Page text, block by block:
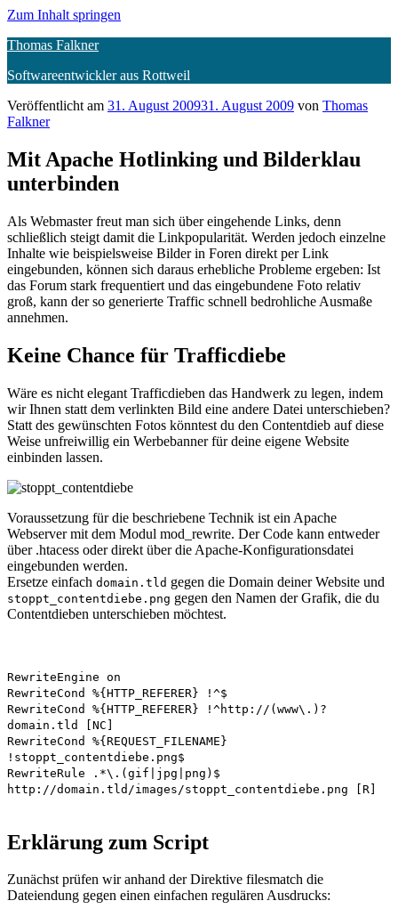
Zum Inhalt springen
Thomas Falkner
Softwareentwickler aus Rottweil
Veröffentlicht am 31. August 200931. August 2009 von Thomas
Falkner
Mit Apache Hotlinking und Bilderklau
unterbinden
Als Webmaster freut man sich über eingehende Links, denn
schließlich steigt damit die Linkpopularität. Werden jedoch einzelne
Inhalte wie beispielsweise Bilder in Foren direkt per Link
eingebunden, können sich daraus erhebliche Probleme ergeben: Ist
das Forum stark frequentiert und das eingebundene Foto relativ
groß, kann der so generierte Traffic schnell bedrohliche Ausmaße
annehmen.
Keine Chance für Trafficdiebe
Wäre es nicht elegant Trafficdieben das Handwerk zu legen, indem
wir Ihnen statt dem verlinkten Bild eine andere Datei unterschieben?
Statt des gewünschten Fotos könntest du den Contentdieb auf diese
Weise unfreiwillig ein Werbebanner für deine eigene Website
einbinden lassen.
Voraussetzung für die beschriebene Technik ist ein Apache
Webserver mit dem Modul mod_rewrite. Der Code kann entweder
über .htacess oder direkt über die Apache-Konfigurationsdatei
eingebunden werden.
Ersetze einfach domain.tld gegen die Domain deiner Website und
stoppt_contentdiebe.png gegen den Namen der Grafik, die du
Contentdieben unterschieben möchtest.
RewriteEngine on
RewriteCond %{HTTP_REFERER} !^$
RewriteCond %{HTTP_REFERER} !^http://(www\.)?
domain.tld [NC]
RewriteCond %{REQUEST_FILENAME}
!stoppt_contentdiebe.png$
RewriteRule .*\.(gif|jpg|png)$
http://domain.tld/images/stoppt_contentdiebe.png [R]
Erklärung zum Script
Zunächst prüfen wir anhand der Direktive filesmatch die
Dateiendung gegen einen einfachen regulären Ausdrucks: